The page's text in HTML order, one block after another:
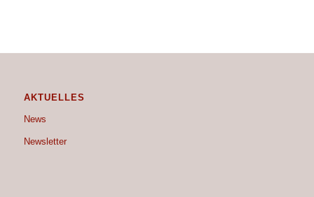
AKTUELLES
News
Newsletter